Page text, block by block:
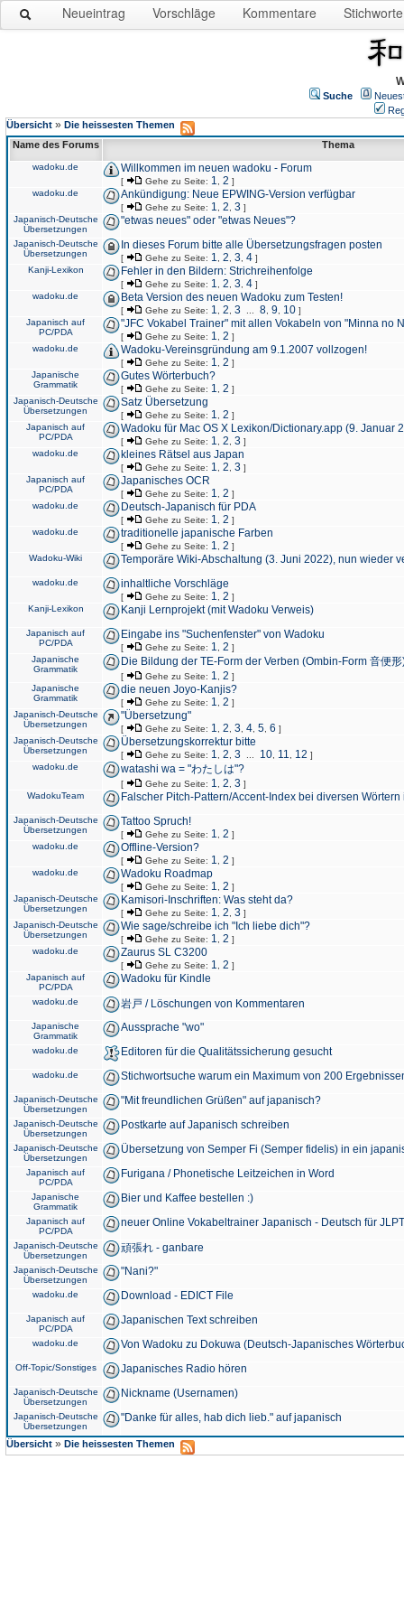
Neueintrag Vorschläge Kommentare Stichworte
Suche
Übersicht » Die heissesten Themen
Name des Forums
Thema
wadoku.de Willkommen im neuen wadoku - Forum
[ Gehe zu Seite: 1 2 ]
wadoku.de
Ankündigung: Neue EPWING-Version verfügbar
[ Gehe zu Seite: 1 2 3 ]
Japanisch-Deutsche
Übersetzungen
"etwas neues" oder "etwas Neues"?
Japanisch-Deutsche
Übersetzungen
In dieses Forum bitte alle Übersetzungsfragen posten
[ Gehe zu Seite: 1 2 3 4 ]
Kanji-Lexikon
Fehler in den Bildern: Strichreihenfolge
[ Gehe zu Seite: 1 2 3 4 ]
wadoku.de
Beta Version des neuen Wadoku zum Testen!
[ Gehe zu Seite: 1 2 3 8 9 10 ]
Japanisch auf
PC/PDA
"JFC Vokabel Trainer" mit allen Vokabeln von "Minna no
[ Gehe zu Seite: 1 2 ]
wadoku.de
Wadoku-Vereinsgründung am 9.1.2007 vollzogen!
[ Gehe zu Seite: 1 2 ]
Japanische
Grammatik
Gutes Wörterbuch?
[ Gehe zu Seite: 1 2 ]
Japanisch-Deutsche
Übersetzungen
Satz Übersetzung
[ Gehe zu Seite: 1 2 ]
Japanisch auf
PC/PDA
Wadoku für Mac OS X Lexikon/Dictionary.app (9. Januar
[ Gehe zu Seite: 1 2 3 ]
wadoku.de
kleines Rätsel aus Japan
[ Gehe zu Seite: 1 2 3 ]
Japanisch auf
PC/PDA
Japanisches OCR
[ Gehe zu Seite: 1 2 ]
wadoku.de
Deutsch-Japanisch für PDA
[ Gehe zu Seite: 1 2 ]
wadoku.de
traditionelle japanische Farben
[ Gehe zu Seite: 1 2 ]
Wadoku-Wiki
Temporäre Wiki-Abschaltung (3. Juni 2022), nun wieder
wadoku.de inhaltliche Vorschläge
[ Gehe zu Seite: 1 2 ]
Kanji-Lexikon
Kanji Lernprojekt (mit Wadoku Verweis)
Japanisch auf
PC/PDA
Eingabe ins "Suchenfenster" von Wadoku
[ Gehe zu Seite: 1 2 ]
Japanische
Grammatik
Die Bildung der TE-Form der Verben (Ombin-Form 音便形
[ Gehe zu Seite: 1 2 ]
Japanische
Grammatik
die neuen Joyo-Kanjis?
[ Gehe zu Seite: 1 2 ]
Japanisch-Deutsche
Übersetzungen
"Übersetzung"
[ Gehe zu Seite: 1 2 3 4 5 6 ]
Japanisch-Deutsche
Übersetzungen
Übersetzungskorrektur bitte
[ Gehe zu Seite: 1 2 3 10 11 12 ]
wadoku.de
watashi wa = "わたしは"?
[ Gehe zu Seite: 1 2 3 ]
WadokuTeam
Falscher Pitch-Pattern/Accent-Index bei diversen
Japanisch-Deutsche
Übersetzungen
Tattoo Spruch!
[ Gehe zu Seite: 1 2 ]
wadoku.de
Offline-Version?
[ Gehe zu Seite: 1 2 ]
wadoku.de
Wadoku Roadmap
[ Gehe zu Seite: 1 2 ]
Japanisch-Deutsche
Übersetzungen
Kamisori-Inschriften: Was steht da?
[ Gehe zu Seite: 1 2 3 ]
Japanisch-Deutsche
Übersetzungen
Wie sage/schreibe ich "Ich liebe dich"?
[ Gehe zu Seite: 1 2 ]
wadoku.de
Zaurus SL C3200
[ Gehe zu Seite: 1 2 ]
Japanisch auf
PC/PDA
Wadoku für Kindle
wadoku.de 岩戸 / Löschungen von Kommentaren
Japanische
Grammatik
Aussprache "wo"
wadoku.de Editoren für die Qualitätssicherung gesucht
wadoku.de Stichwortsuche warum ein Maximum von 200
Japanisch-Deutsche
Übersetzungen
"Mit freundlichen Grüßen" auf japanisch?
Japanisch-Deutsche
Übersetzungen
Postkarte auf Japanisch schreiben
Japanisch-Deutsche
Übersetzungen
Übersetzung von Semper Fi (Semper fidelis) in ein
Japanisch auf
PC/PDA
Furigana / Phonetische Leitzeichen in Word
Japanische
Grammatik
Bier und Kaffee bestellen :)
Japanisch auf
PC/PDA
neuer Online Vokabeltrainer Japanisch - Deutsch für
Japanisch-Deutsche
Übersetzungen
頑張れ - ganbare
Japanisch-Deutsche
Übersetzungen
"Nani?"
wadoku.de Download - EDICT File
Japanisch auf
PC/PDA
Japanischen Text schreiben
wadoku.de Von Wadoku zu Dokuwa (Deutsch-Japanisches
Off-Topic/Sonstiges Japanisches Radio hören
Japanisch-Deutsche
Übersetzungen
Nickname (Usernamen)
Japanisch-Deutsche
Übersetzungen
"Danke für alles, hab dich lieb." auf japanisch
Übersicht » Die heissesten Themen